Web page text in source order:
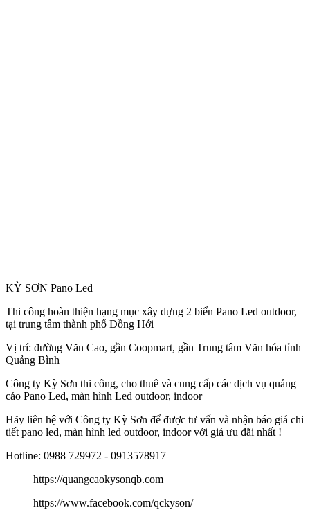
KỲ SƠN Pano Led
Thi công hoàn thiện hạng mục xây dựng 2 biển Pano Led outdoor,
tại trung tâm thành phố Đồng Hới
Vị trí: đường Văn Cao, gần Coopmart, gần Trung tâm Văn hóa tỉnh
Quảng Bình
Công ty Kỳ Sơn thi công, cho thuê và cung cấp các dịch vụ quảng
cáo Pano Led, màn hình Led outdoor, indoor
Hãy liên hệ với Công ty Kỳ Sơn để được tư vấn và nhận báo giá chi
tiết pano led, màn hình led outdoor, indoor với giá ưu đãi nhất !
Hotline: 0988 729972 - 0913578917
https://quangcaokysonqb.com
https://www.facebook.com/qckyson/